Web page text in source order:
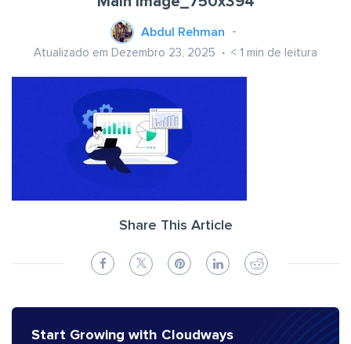
Abdul Rehman
Atualizado em Dezembro 23, 2025 < 1 min de leitura
Share This Article
Start Growing with Cloudways